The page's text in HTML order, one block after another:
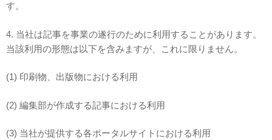
す。
4. 当社は記事を事業の遂行のために利用することがあります。
当該利用の形態は以下を含みますが、これに限りません。
(1) 印刷物、出版物における利用
(2) 編集部が作成する記事における利用
(3) 当社が提供する各ポータルサイトにおける利用